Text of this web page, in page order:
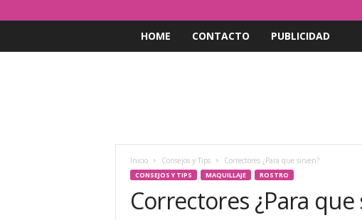
HOME CONTACTO PUBLICIDAD
Inicio Consejos y Tips Correctores ¿Para que sirven?
CONSEJOS Y TIPS MAQUILLAJE ROSTRO
Correctores ¿Para que